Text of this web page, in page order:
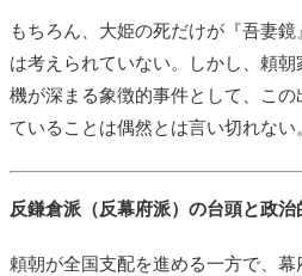
もちろん、大姫の死だけが『吾妻
は考えられていない。しかし、頼
機が深まる象徴的事件として、こ
ていることは偶然とは言い切れない
反鎌倉派（反幕府派）の台頭と政治
頼朝が全国支配を進める一方で、